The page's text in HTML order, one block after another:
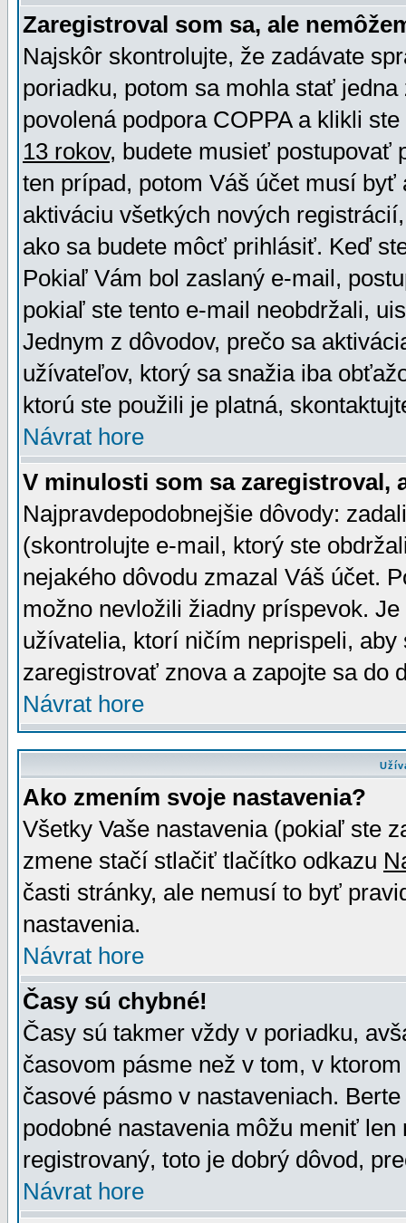
Zaregistroval som sa, ale
Najskôr skontrolujte, že zadávate
poriadku, potom sa mohla stať
povolená podpora COPPA a klikli
13 rokov, budete musieť postupovať
ten prípad, potom Váš účet musí
aktiváciu všetkých nových
ako sa budete môcť prihlásiť. Keď
Pokiaľ Vám bol zaslaný e-mail,
pokiaľ ste tento e-mail neobdržali,
Jednym z dôvodov, prečo sa
užívateľov, ktorý sa snažia iba
ktorú ste použili je platná,
Návrat hore
V minulosti som sa zaregistroval,
Najpravdepodobnejšie dôvody:
(skontrolujte e-mail, ktorý ste
nejakého dôvodu zmazal Váš účet.
možno nevložili žiadny príspevok.
užívatelia, ktorí ničím neprispeli,
zaregistrovať znova a zapojte sa do
Návrat hore
Ako zmením svoje nastavenia?
Všetky Vaše nastavenia (pokiaľ ste
zmene stačí stlačiť tlačítko odkazu
časti stránky, ale nemusí to byť
nastavenia.
Návrat hore
Časy sú chybné!
Časy sú takmer vždy v poriadku,
časovom pásme než v tom, v
časové pásmo v nastaveniach.
podobné nastavenia môžu meniť
registrovaný, toto je dobrý dôvod,
Návrat hore